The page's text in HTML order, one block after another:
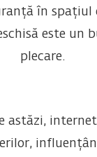
în spațiul
este un
plecare.
astăzi,